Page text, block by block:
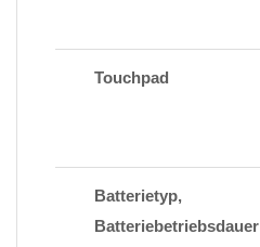
Touchpad
Batterietyp,
Batteriebetriebsdauer